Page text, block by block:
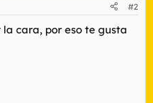
#2
cara, por eso te gusta